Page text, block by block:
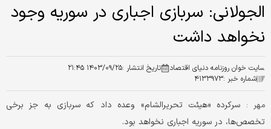
الجولانی: سربازی اجباری در سوریه وجود
نخواهد داشت
سایت خوان روزنامه دنیای اقتصاد تاریخ انتشار :۱۴۰۳/۰۹/۲۵ ۲۱:۴۵
شماره خبر :۴۱۳۳۹۷۳
مهر : سرکرده «هیئت تحریر‌الشام» وعده داد که سربازی به جز برخی
تخصص‌ها، در سوریه اجباری نخواهد بود.